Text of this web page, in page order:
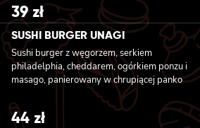
39zł
SUSHI BURGER UNAGI
Sushi burger z węgorzem, serkiem
philadelphia, cheddarem, ogórkiem ponzu i
masago, panierowany w chrupiącej panko
44 zł